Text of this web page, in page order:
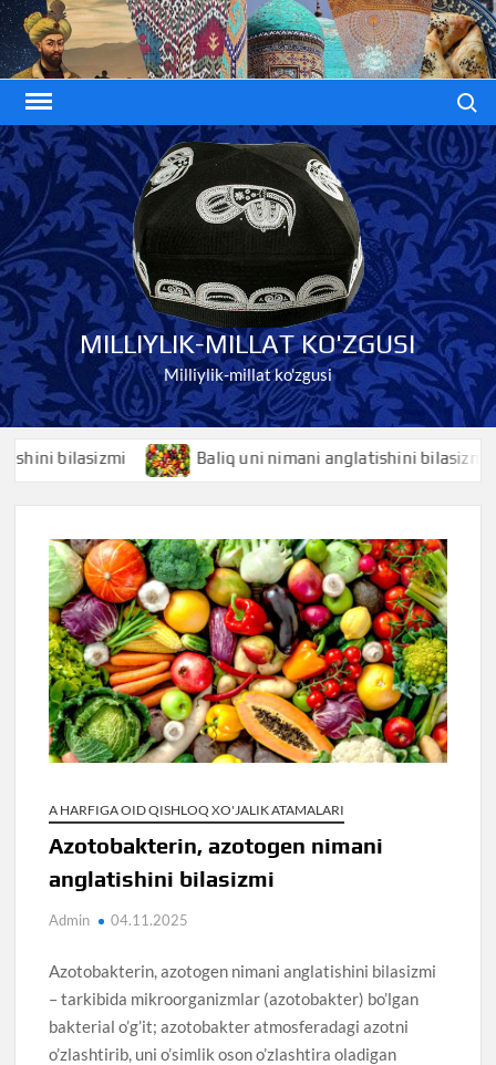
Skip
to
content
MILLIYLIK-MILLAT KO'ZGUSI
Milliylik-millat ko'zgusi
bilasizmi Baliq uni nimani anglatishini bilasizmi
A HARFIGA OID QISHLOQ XO'JALIK ATAMALARI
Azotobakterin, azotogen nimani
anglatishini bilasizmi
Admin 04.11.2025
Azotobakterin, azotogen nimani anglatishini bilasizmi
– tarkibida mikroorganizmlar (azotobakter) bo’lgan
bakterial o’g’it; azotobakter atmosferadagi azotni
o’zlashtirib, uni o’simlik oson o’zlashtira oladigan